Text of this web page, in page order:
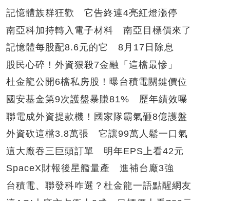
記憶體族群狂歡 它告終連4亮紅燈漲停
南亞科加持轉入電子材料 南亞目標價來了
記憶體每股配8.6元的它 8月17日除息
股民心碎！外資狠殺7金融「這檔最慘」
杜金龍公開6檔私房股！曝台積電關鍵價位
國安基金第9次護盤暴賺81% 歷年績效曝
聯電成外資提款機！國家隊霸氣砸8億護盤
外資砍這檔3.8萬張 它讓99萬人鬆一口氣
這大廠吞三巨頭訂單 明年EPS上看42元
SpaceX財報後星艦量產 進補台廠3強
台積電、聯發科咋選？杜金龍一語點醒網友